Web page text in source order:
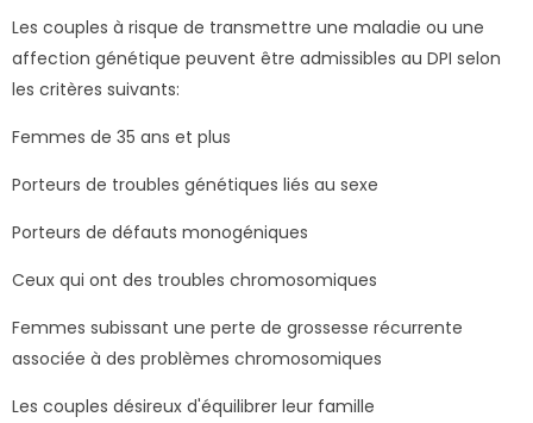
Les couples à risque de transmettre une maladie ou une
affection génétique peuvent être admissibles au DPI selon
les critères suivants:
Femmes de 35 ans et plus
Porteurs de troubles génétiques liés au sexe
Porteurs de défauts monogéniques
Ceux qui ont des troubles chromosomiques
Femmes subissant une perte de grossesse récurrente
associée à des problèmes chromosomiques
Les couples désireux d'équilibrer leur famille